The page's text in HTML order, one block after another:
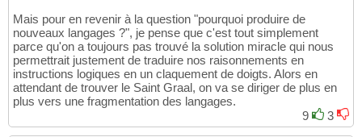
Mais pour en revenir à la question "pourquoi produire de
nouveaux langages ?", je pense que c'est tout simplement
parce qu'on a toujours pas trouvé la solution miracle qui nous
permettrait justement de traduire nos raisonnements en
instructions logiques en un claquement de doigts. Alors en
attendant de trouver le Saint Graal, on va se diriger de plus en
plus vers une fragmentation des langages.
9
3